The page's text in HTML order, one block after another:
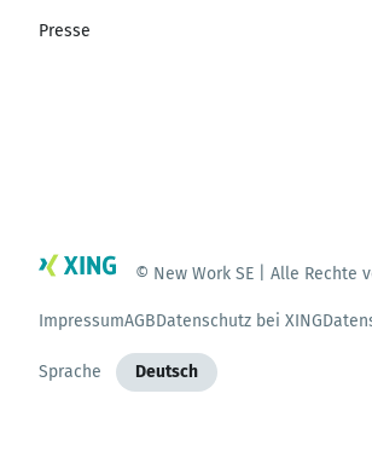
Presse
© New Work SE | Alle Rechte
ImpressumAGBDatenschutz bei XING
Sprache Deutsch